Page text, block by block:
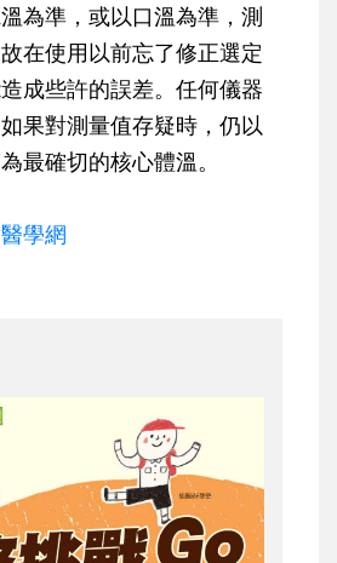
為準，或以口溫為準，測
在使用以前忘了修正選定
成些許的誤差。任何儀器
果對測量值存疑時，仍以
最確切的核心體溫。
學網